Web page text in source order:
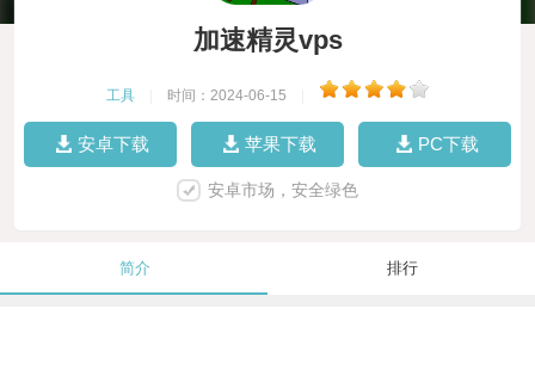
加速精灵vps
工具 时间：2024-06-15
安卓下载 苹果下载 PC下载
安卓市场，安全绿色
简介 排行